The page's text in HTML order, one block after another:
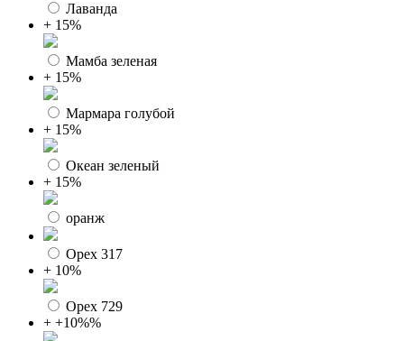
Лаванда
+ 15%
Мамба зеленая
+ 15%
Мармара голубой
+ 15%
Океан зеленый
+ 15%
оранж
Орех 317
+ 10%
Орех 729
+ +10%%